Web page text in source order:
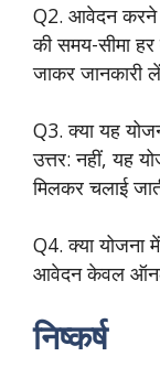
Q2. आवेदन करने
की समय-सीमा हर
जाकर जानकारी
Q3. क्या यह
उत्तर: नहीं, यह
मिलकर चलाई
Q4. क्या योजना
आवेदन केवल
निष्कर्ष